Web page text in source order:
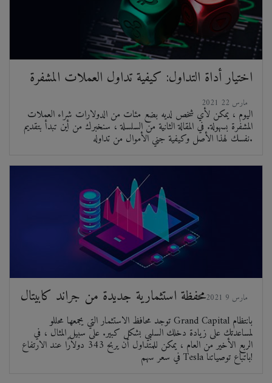
اختيار أداة التداول: كيفية تداول العملات المشفرة
اليوم ، يمكن لأي شخص لديه بضع مئات من الدولارات شراء العملات
المشفرة بسهولة. في المقالة الثانية من السلسلة ، سنخبرك من أين تبدأ بتقديم
نفسك لهذا الأصل وكيفية جني الأموال من تداوله.
محفظة استثمارية جديدة من جراند كابيتال
توجد محافظ الاستثمار التي يجمعها محللو Grand Capital بانتظام
لمساعدتك على زيادة دخلك السلبي بشكل كبير. على سبيل المثال ، في
الربع الأخير من العام ، يمكن للمتداول أن يربح 343 دولارًا عند الارتفاع
في سعر سهم Tesla باتباع توصياتنا!